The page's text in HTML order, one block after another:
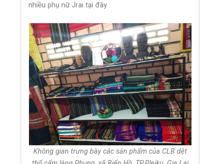
nhiều phụ nữ Jrai tại đây.
Không gian trưng bày các sản phẩm của CLB dệt